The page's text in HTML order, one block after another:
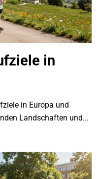
in
in Europa und
Landschaften und...